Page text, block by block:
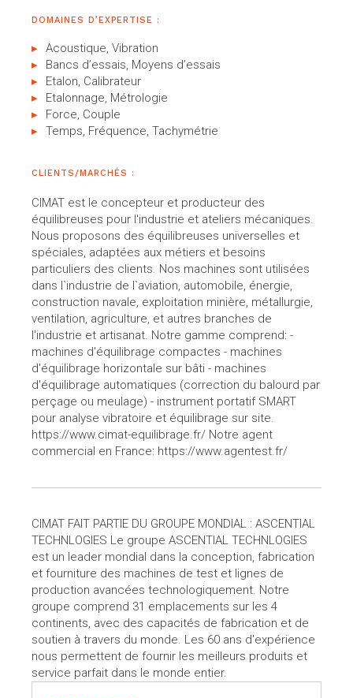
DOMAINES D’EXPERTISE :
Acoustique, Vibration
Bancs d’essais, Moyens d’essais
Etalon, Calibrateur
Etalonnage, Métrologie
Force, Couple
Temps, Fréquence, Tachymétrie
CLIENTS/MARCHÉS :
CIMAT est le concepteur et producteur des
équilibreuses pour l'industrie et ateliers mécaniques.
Nous proposons des équilibreuses universelles et
spéciales, adaptées aux métiers et besoins
particuliers des clients. Nos machines sont utilisées
dans l`industrie de l`aviation, automobile, énergie,
construction navale, exploitation minière, métallurgie,
ventilation, agriculture, et autres branches de
l'industrie et artisanat. Notre gamme comprend: -
machines d'équilibrage compactes - machines
d'équilibrage horizontale sur bâti - machines
d'équilibrage automatiques (correction du balourd par
perçage ou meulage) - instrument portatif SMART
pour analyse vibratoire et équilibrage sur site.
https://www.cimat-equilibrage.fr/ Notre agent
commercial en France: https://www.agentest.fr/
CIMAT FAIT PARTIE DU GROUPE MONDIAL : ASCENTIAL
TECHNLOGIES Le groupe ASCENTIAL TECHNLOGIES
est un leader mondial dans la conception, fabrication
et fourniture des machines de test et lignes de
production avancées technologiquement. Notre
groupe comprend 31 emplacements sur les 4
continents, avec des capacités de fabrication et de
soutien à travers du monde. Les 60 ans d'expérience
nous permettent de fournir les meilleurs produits et
service parfait dans le monde entier.